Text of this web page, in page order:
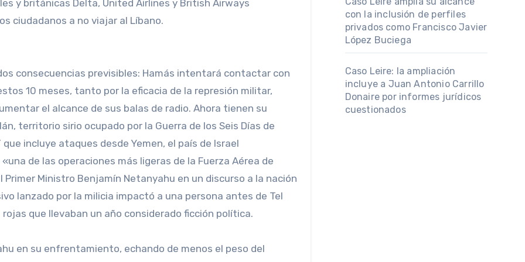
y británicas Delta, United Airlines y British Airways
ciudadanos a no viajar al Líbano.
consecuencias previsibles: Hamás intentará contactar con
10 meses, tanto por la eficacia de la represión militar,
el alcance de sus balas de radio. Ahora tienen su
territorio sirio ocupado por la Guerra de los Seis Días de
incluye ataques desde Yemen, el país de Israel
de las operaciones más ligeras de la Fuerza Aérea de
Ministro Benjamín Netanyahu en un discurso a la nación
lanzado por la milicia impactó a una persona antes de Tel
que llevaban un año considerado ficción política.
en su enfrentamiento, echando de menos el peso del
con la inclusión de perfiles
privados como Francisco Javier
López Buciega
Caso Leire: la ampliación
incluye a Juan Antonio Carrillo
Donaire por informes jurídicos
cuestionados